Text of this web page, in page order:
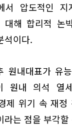
서 압도적인
대해 합리적 논
석이다.
원내대표가 유
원내 의석 열
제 위기 속 재정
라는 점을 부각